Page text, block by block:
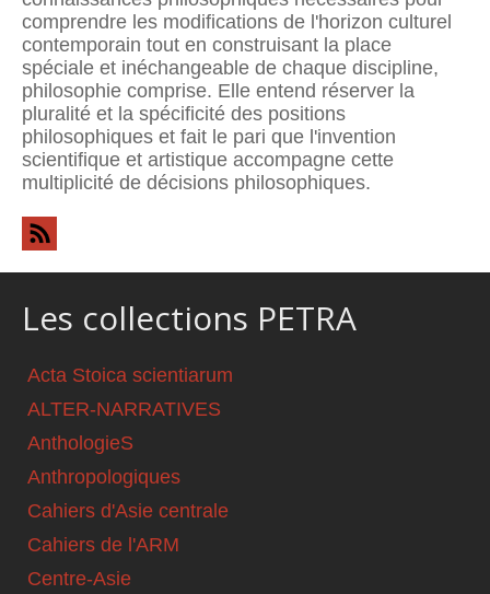
comprendre les modifications de l'horizon culturel
contemporain tout en construisant la place
spéciale et inéchangeable de chaque discipline,
philosophie comprise. Elle entend réserver la
pluralité et la spécificité des positions
philosophiques et fait le pari que l'invention
scientifique et artistique accompagne cette
multiplicité de décisions philosophiques.
Les collections PETRA
Acta Stoica scientiarum
ALTER-NARRATIVES
AnthologieS
Anthropologiques
Cahiers d'Asie centrale
Cahiers de l'ARM
Centre-Asie